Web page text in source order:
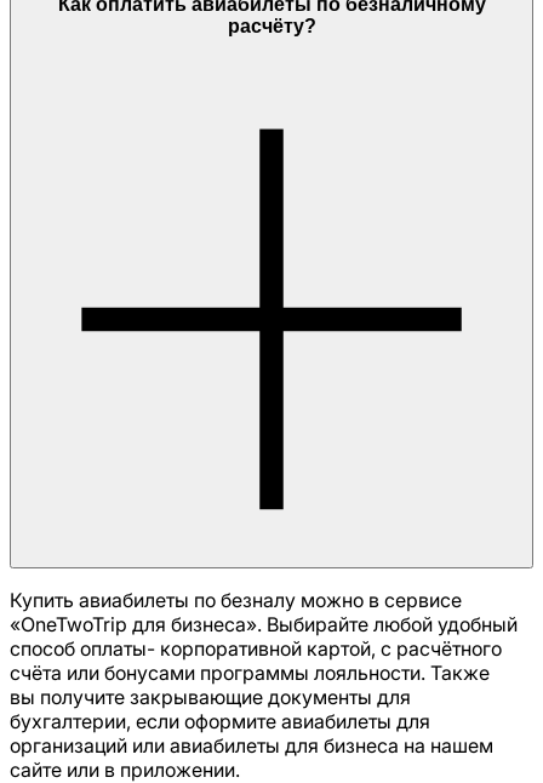
Как оплатить авиабилеты по безналичному
расчёту?
Купить авиабилеты по безналу можно в сервисе
«OneTwoTrip для бизнеса». Выбирайте любой удобный
способ оплаты- корпоративной картой, с расчётного
счёта или бонусами программы лояльности. Также
вы получите закрывающие документы для
бухгалтерии, если оформите авиабилеты для
организаций или авиабилеты для бизнеса на нашем
сайте или в приложении.